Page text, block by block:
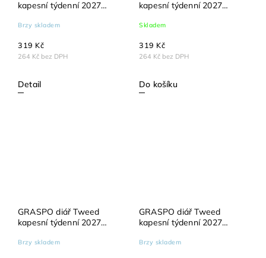
kapesní týdenní 2027
Brzy skladem
264 Kč bez DPH
319 Kč
Detail
kapesní týdenní 2027
Skladem
264 Kč bez DPH
319 Kč
Do košíku
GRASPO diář Tweed
kapesní týdenní 2027
Brzy skladem
GRASPO diář Tweed
kapesní týdenní 2027
Brzy skladem